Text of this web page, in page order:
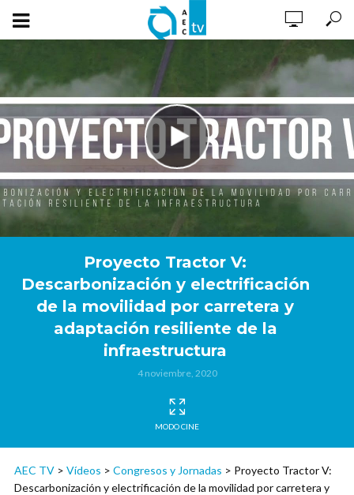
Proyecto Tractor V:
Descarbonización y electrificación
de la movilidad por carretera y
adaptación resiliente de la
infraestructura
4 noviembre, 2020
MODO CINE
AEC TV > Vídeos > Congresos y Jornadas > Proyecto Tractor V:
Descarbonización y electrificación de la movilidad por carretera y